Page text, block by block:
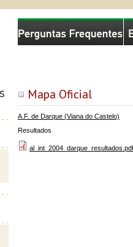
Mapa Oficial
A.F. de Darque (Viana do Castelo)
Resultados
al_int_2004_darque_resultados.pdf
Comissão Nacional de Eleições